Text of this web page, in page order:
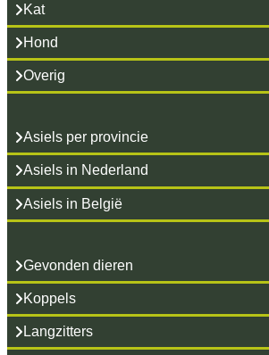
Kat
Hond
Overig
Asiels per provincie
Asiels in Nederland
Asiels in België
Gevonden dieren
Koppels
Langzitters